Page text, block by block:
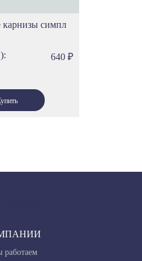
симпл
640 ₽
работаем